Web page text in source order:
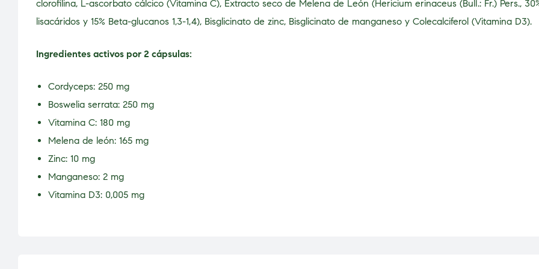
clorofilina, L-ascorbato cálcico (Vitamina C), Extracto seco de Melena de León (Hericium erinaceus (BulI.: Fr.) Pers.,
lisacáridos y 15% Beta-glucanos 1,3-1,4), Bisglicinato de zinc, Bisglicinato de manganeso y Colecalciferol (Vitamina D3).
Ingredientes activos por 2 cápsulas:
Cordyceps: 250 mg
Boswelia serrata: 250 mg
Vitamina C: 180 mg
Melena de león: 165 mg
Zinc: 10 mg
Manganeso: 2 mg
Vitamina D3: 0,005 mg